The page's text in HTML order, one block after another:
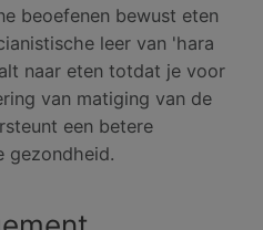
beoefenen bewust eten
leer van 'hara
naar eten totdat je voor
van matiging van de
een betere
gezondheid.